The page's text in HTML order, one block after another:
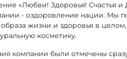
«Любви! Здоровья! Счастья
- оздоровление нации. Мы
образа жизни и здоровья в
косметику.
компании были отмечены